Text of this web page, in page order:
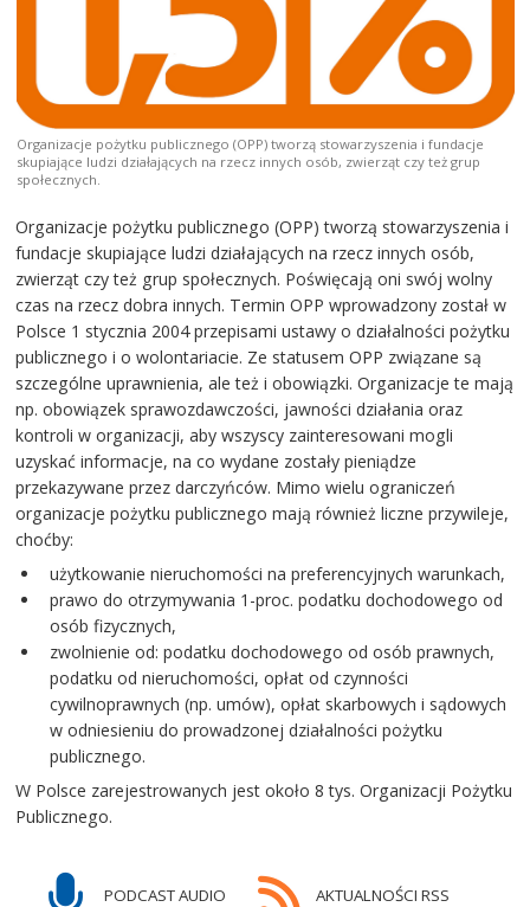
Organizacje pożytku publicznego (OPP) tworzą stowarzyszenia i fundacje
skupiające ludzi działających na rzecz innych osób, zwierząt czy też grup
społecznych.
Organizacje pożytku publicznego (OPP) tworzą stowarzyszenia i
fundacje skupiające ludzi działających na rzecz innych osób,
zwierząt czy też grup społecznych. Poświęcają oni swój wolny
czas na rzecz dobra innych. Termin OPP wprowadzony został w
Polsce 1 stycznia 2004 przepisami ustawy o działalności pożytku
publicznego i o wolontariacie. Ze statusem OPP związane są
szczególne uprawnienia, ale też i obowiązki. Organizacje te mają
np. obowiązek sprawozdawczości, jawności działania oraz
kontroli w organizacji, aby wszyscy zainteresowani mogli
uzyskać informacje, na co wydane zostały pieniądze
przekazywane przez darczyńców. Mimo wielu ograniczeń
organizacje pożytku publicznego mają również liczne przywileje,
choćby:
użytkowanie nieruchomości na preferencyjnych warunkach,
prawo do otrzymywania 1-proc. podatku dochodowego od
osób fizycznych,
zwolnienie od: podatku dochodowego od osób prawnych,
podatku od nieruchomości, opłat od czynności
cywilnoprawnych (np. umów), opłat skarbowych i sądowych
w odniesieniu do prowadzonej działalności pożytku
publicznego.
W Polsce zarejestrowanych jest około 8 tys. Organizacji Pożytku
Publicznego.
PODCAST AUDIO AKTUALNOŚCI RSS